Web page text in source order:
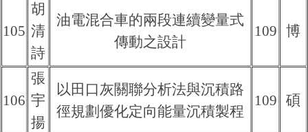
105
胡
清
詩
油電混合車的兩段連續變量式
傳動之設計
109 博
106
張
宇
揚
以田口灰關聯分析法與沉積路
徑規劃優化定向能量沉積製程
109 碩